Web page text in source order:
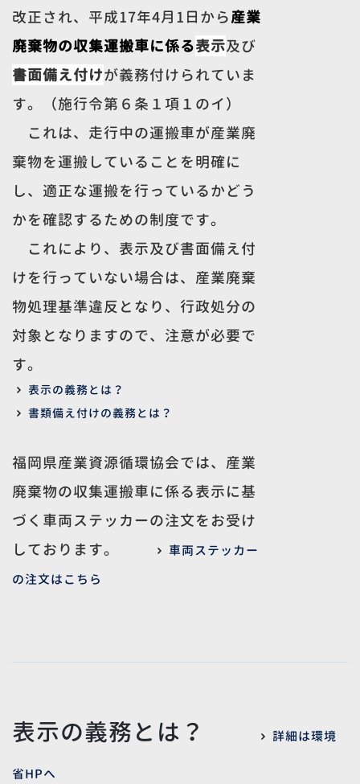
改正され、平成17年4月1日から産業
廃棄物の収集運搬車に係る表示及び
書面備え付けが義務付けられていま
す。（施行令第６条１項１のイ）
これは、走行中の運搬車が産業廃
棄物を運搬していることを明確に
し、適正な運搬を行っているかどう
かを確認するための制度です。
これにより、表示及び書面備え付
けを行っていない場合は、産業廃棄
物処理基準違反となり、行政処分の
対象となりますので、注意が必要で
す。
表示の義務とは？
書類備え付けの義務とは？
福岡県産業資源循環協会では、産業
廃棄物の収集運搬車に係る表示に基
づく車両ステッカーの注文をお受け
しております。
車両ステッカー
の注文はこちら
表示の義務とは？ 詳細は環境
省HPへ